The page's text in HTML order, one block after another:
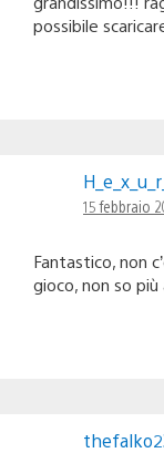
possibile
15 febbraio
Fantastico, non
gioco, non so più